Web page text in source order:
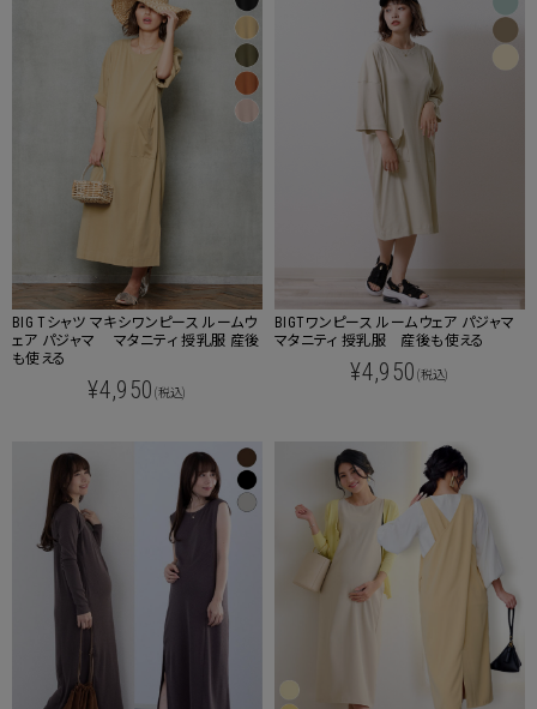
BIG Tシャツ マキシワンピース ルームウ
ェア パジャマ マタニティ 授乳服 産後
も使える
¥4,950 (税込)
BIGTワンピース ルームウェア パジャマ
マタニティ 授乳服 産後も使える
¥4,950 (税込)